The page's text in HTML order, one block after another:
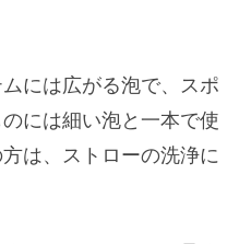
には広がる泡で、スポ
には細い泡と一本で使
は、ストローの洗浄に